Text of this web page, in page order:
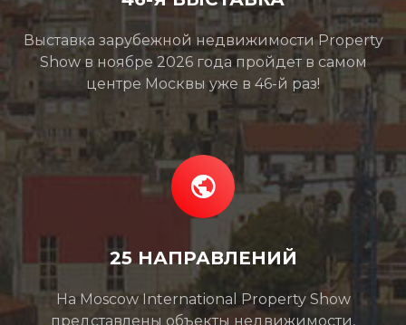
Выставка зарубежной недвижимости Property
Show в ноябре 2026 года пройдет в самом
центре Москвы уже в 46-й раз!
25 НАПРАВЛЕНИЙ
На Moscow International Property Show
представлены объекты недвижимости,